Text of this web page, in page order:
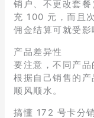
销户、不更改套
充 100 元，而且
佣金结算可就受影
产品差异性
要注意，不同产
根据自己销售的
顺风顺水。
搞懂 172 号卡分